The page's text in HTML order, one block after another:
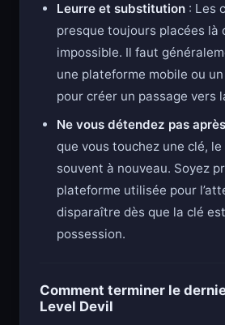
Leurre et substitution : Les
presque toujours placées là
impossible. Il faut
une plateforme mobile ou
pour créer un passage vers
Ne vous détendez pas
que vous touchez une clé,
souvent à nouveau. Soyez
plateforme utilisée pour
disparaître dès que la clé
possession.
Comment terminer le
Level Devil